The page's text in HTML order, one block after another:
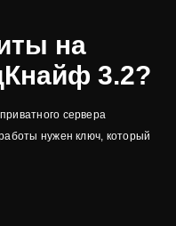
на
3.2?
сервера
нужен ключ, который